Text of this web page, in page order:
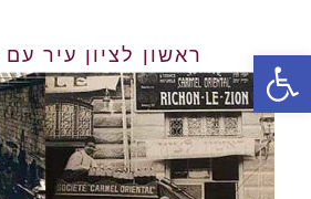
פתח סרגל נגישות